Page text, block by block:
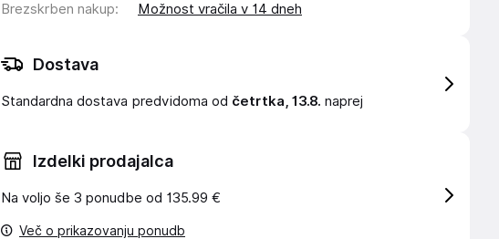
Brezskrben nakup: Možnost vračila v 14 dneh
Dostava
Standardna dostava predvidoma od četrtka, 13.8. naprej
Izdelki prodajalca
Na voljo še 3 ponudbe od 135.99 €
Več o prikazovanju ponudb